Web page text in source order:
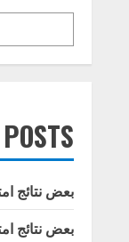
بعض نتائج
بعض نتائج